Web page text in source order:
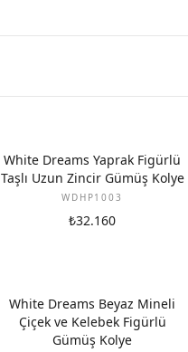
White Dreams Yaprak Figürlü
Taşlı Uzun Zincir Gümüş Kolye
WDHP1003
₺32.160
White Dreams Beyaz Mineli
Çiçek ve Kelebek Figürlü
Gümüş Kolye